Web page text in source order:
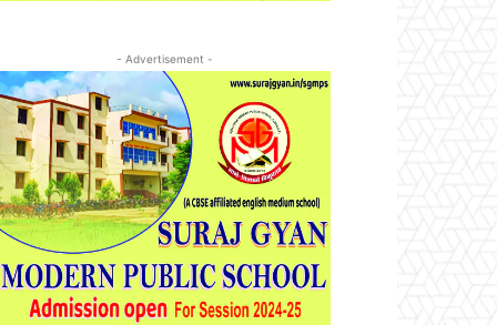
- Advertisement -